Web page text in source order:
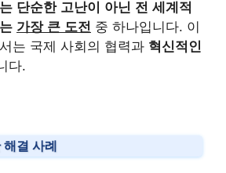
단순한 고난이 아닌 전 세계적
가장 큰 도전 중 하나입니다. 이
는 국제 사회의 협력과 혁신적인
다.
결 사례